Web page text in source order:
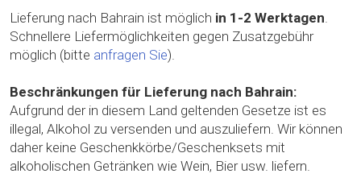
Lieferung nach Bahrain ist möglich in 1-2 Werktagen.
Schnellere Liefermöglichkeiten gegen Zusatzgebühr
möglich (bitte anfragen Sie).
Beschränkungen für Lieferung nach Bahrain:
Aufgrund der in diesem Land geltenden Gesetze ist es
illegal, Alkohol zu versenden und auszuliefern. Wir können
daher keine Geschenkkörbe/Geschenksets mit
alkoholischen Getränken wie Wein, Bier usw. liefern.